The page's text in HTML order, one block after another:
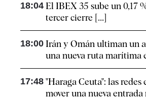
18:04 El IBEX 35 sube un 0,17
tercer cierre [...]
18:00 Irán y Omán ultiman un
una nueva ruta marítima
17:48 "Haraga Ceuta": las redes
mover una nueva entrada